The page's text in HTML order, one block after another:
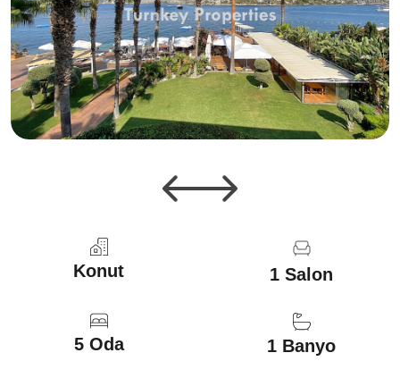
Konut 1 Salon
5 Oda 1 Banyo